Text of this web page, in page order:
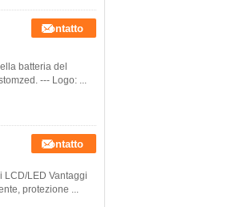
Contatto
batteria del
--- Logo: ...
Contatto
LCD/LED Vantaggi
protezione ...